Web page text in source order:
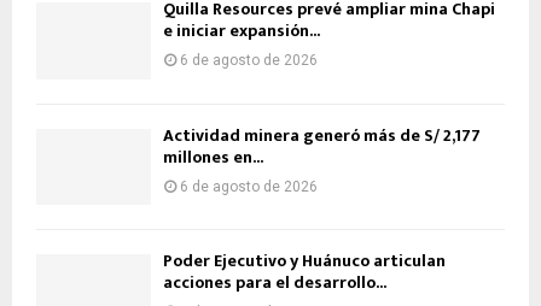
Quilla Resources prevé ampliar mina Chapi
e iniciar expansión...
6 de agosto de 2026
Actividad minera generó más de S/ 2,177
millones en...
6 de agosto de 2026
Poder Ejecutivo y Huánuco articulan
acciones para el desarrollo...